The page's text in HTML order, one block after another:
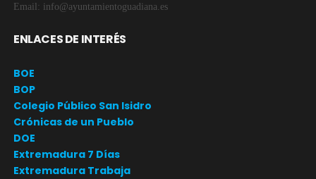
Email: info@ayuntamientoguadiana.es
ENLACES DE INTERÉS
BOE
BOP
Colegio Público San Isidro
Crónicas de un Pueblo
DOE
Extremadura 7 Días
Extremadura Trabaja